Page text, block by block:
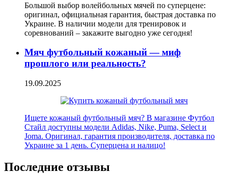
Большой выбор волейбольных мячей по суперцене:
оригинал, официальная гарантия, быстрая доставка по
Украине. В наличии модели для тренировок и
соревнований – закажите выгодно уже сегодня!
Мяч футбольный кожаный — миф
прошлого или реальность?
19.09.2025
Ищете кожаный футбольный мяч? В магазине Футбол
Стайл доступны модели Adidas, Nike, Puma, Select и
Joma. Оригинал, гарантия производителя, доставка по
Украине за 1 день. Суперцена и налицо!
Последние отзывы